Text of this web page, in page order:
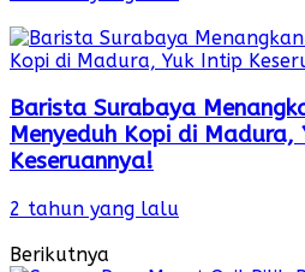
Barista Surabaya
Menyeduh Kopi di Madura,
Keseruannya!
2 tahun yang lalu
Berikutnya